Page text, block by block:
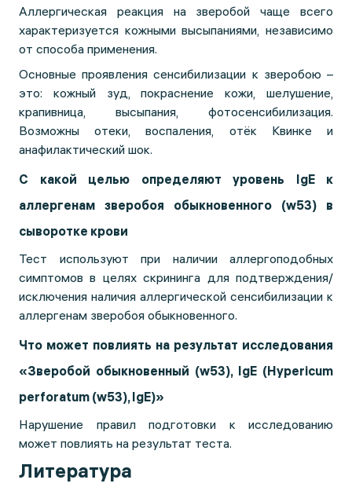
Аллергическая реакция на зверобой чаще всего
характеризуется кожными высыпаниями, независимо
от способа применения.
Основные проявления сенсибилизации к зверобою –
это: кожный зуд, покраснение кожи, шелушение,
крапивница, высыпания, фотосенсибилизация.
Возможны отеки, воспаления, отёк Квинке и
анафилактический шок.
С какой целью определяют уровень IgE к
аллергенам зверобоя обыкновенного
(w53) в
сыворотке крови
Тест используют при наличии аллергоподобных
симптомов в целях скрининга для подтверждения/
исключения наличия аллергической сенсибилизации к
аллергенам зверобоя обыкновенного.
Что может повлиять на результат исследования
«Зверобой обыкновенный (w53), IgE (Hypericum
perforatum (w53),IgE)»
Нарушение правил подготовки к исследованию
может повлиять на результат теста.
Литература